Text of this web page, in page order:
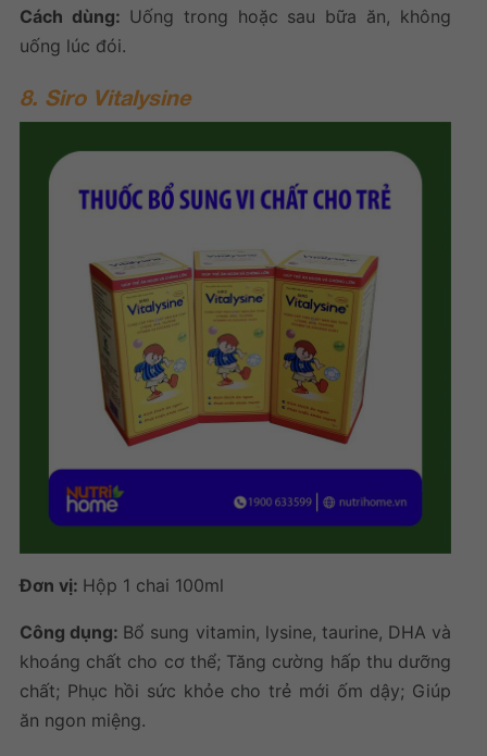
Cách dùng: Uống trong hoặc sau bữa ăn, không
uống lúc đói.
8. Siro Vitalysine
Đơn vị: Hộp 1 chai 100ml
Công dụng: Bổ sung vitamin, lysine, taurine, DHA và
khoáng chất cho cơ thể; Tăng cường hấp thu dưỡng
chất; Phục hồi sức khỏe cho trẻ mới ốm dậy; Giúp
ăn ngon miệng.